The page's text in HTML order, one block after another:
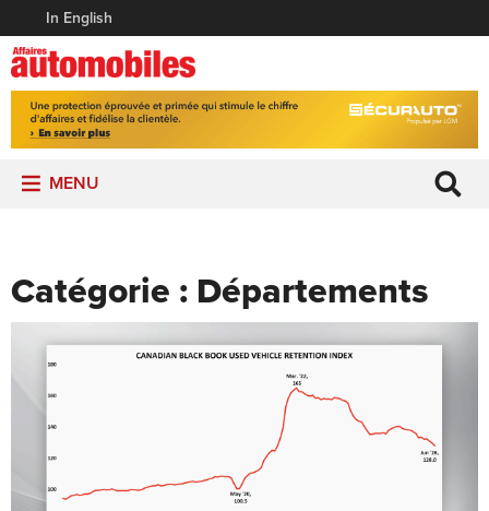
In English
MENU
Catégorie : Départements